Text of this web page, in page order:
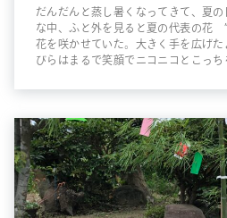
だんだんと蒸し暑くなってきて、夏
な中、ふと外を見ると夏の代表の花
花を咲かせていた。大きく手を広げ
びらはまるで笑顔でニコニコとこっ